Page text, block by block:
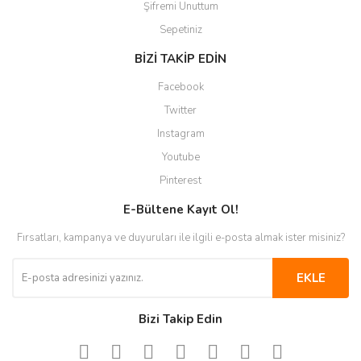
Şifremi Unuttum
Sepetiniz
BİZİ TAKİP EDİN
Facebook
Twitter
Instagram
Youtube
Pinterest
E-Bültene Kayıt Ol!
Fırsatları, kampanya ve duyuruları ile ilgili e-posta almak ister misiniz?
EKLE
Bizi Takip Edin